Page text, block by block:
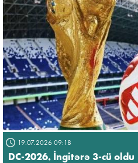
19.07.2026 09:18
DC-2026. İngitərə 3-cü oldu